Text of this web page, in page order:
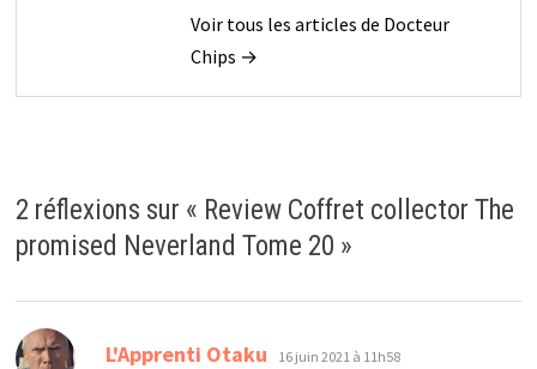
Voir tous les articles de Docteur
Chips →
2 réflexions sur « Review Coffret collector The
promised Neverland Tome 20 »
L'Apprenti Otaku dit :
16 juin 2021 à 11h58